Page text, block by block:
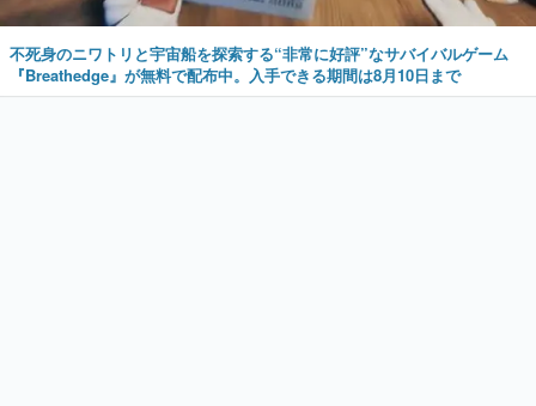
不死身のニワトリと宇宙船を探索する“非常に好評”なサバイバルゲーム
『Breathedge』が無料で配布中。入手できる期間は8月10日まで